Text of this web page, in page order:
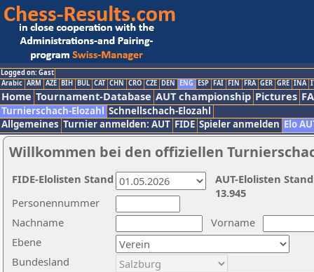
Logged on: Gast
Arabic ARM AZE BIH BUL CAT CHN CRO CZE DEN ENG ESP FAI FIN FRA GER GRE INA
Home Tournament-Database AUT championship Pictures
Turnierschach-Elozahl Schnellschach-Elozahl
Allgemeines Turnier anmelden: AUT FIDE Spieler anmelden Elo
Willkommen bei den offiziellen
Nachname
Vorname
Ebene
Personennummer
Bundesland
AUT-Elolisten
13.945
FIDE-Elolisten Stand